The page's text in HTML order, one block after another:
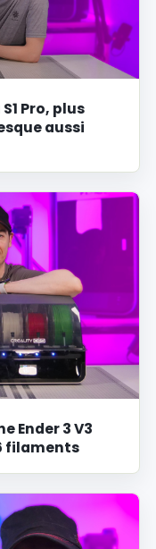
Pro, plus
aussi
Ender 3 V3
filaments